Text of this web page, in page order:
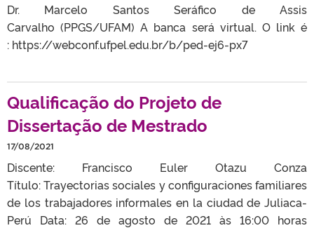
Dr. Marcelo Santos Seráfico de Assis
Carvalho (PPGS/UFAM) A banca será virtual. O link é
: https://webconf.ufpel.edu.br/b/ped-ej6-px7
Qualificação do Projeto de
Dissertação de Mestrado
17/08/2021
Discente: Francisco Euler Otazu Conza
Título: Trayectorias sociales y configuraciones familiares
de los trabajadores informales en la ciudad de Juliaca-
Perú Data: 26 de agosto de 2021 às 16:00 horas